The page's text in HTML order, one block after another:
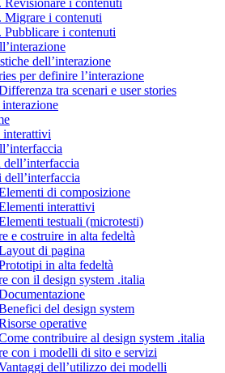
Revisionare i contenuti
Migrare i contenuti
Pubblicare i contenuti
dell’interazione
per definire l’interazione
tra scenari e user stories
interattivi
di composizione
interattivi
testuali (microtesti)
e costruire in alta fedeltà
di pagina
in alta fedeltà
con il design system .italia
del design system
operative
contribuire al design system .italia
con i modelli di sito e servizi
dell’utilizzo dei modelli